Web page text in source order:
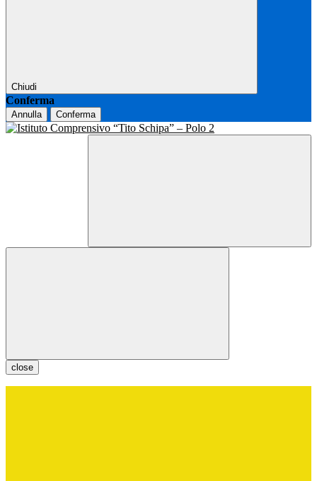
Chiudi
Conferma
Annulla Conferma
close